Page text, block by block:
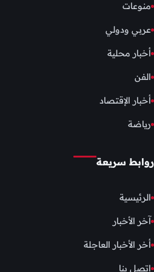
منوعات
عربي ودولي
أخبار محلية
الفن
أخبار الإقتصاد
رياضة
روابط سريعة
الرئيسية
آخر الأخبار
أخر الأخبار العاجلة
إتصل بنا